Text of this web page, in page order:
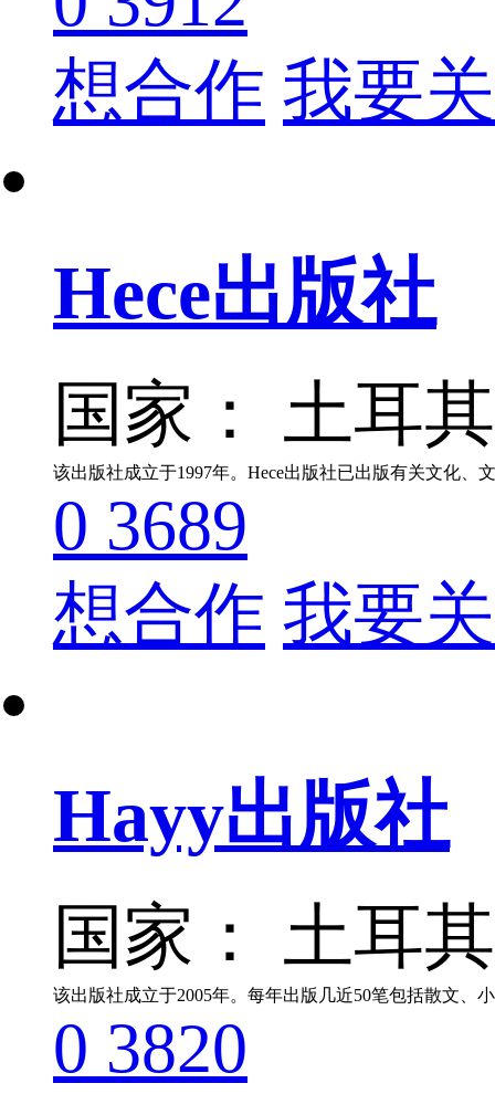
想合作 我要
Hece出版社
国家： 土耳
该出版社成立于1997年。Hece出版社已出版有关文化、
0 3689
想合作 我要
Hayy出版社
国家： 土耳
该出版社成立于2005年。每年出版几近50笔包括散文、
0 3820